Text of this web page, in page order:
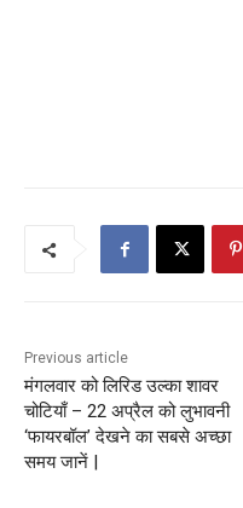
Previous article
मंगलवार को लिरिड उल्का शावर
चोटियाँ – 22 अप्रैल को लुभावनी
‘फायरबॉल’ देखने का सबसे अच्छा
समय जानें |